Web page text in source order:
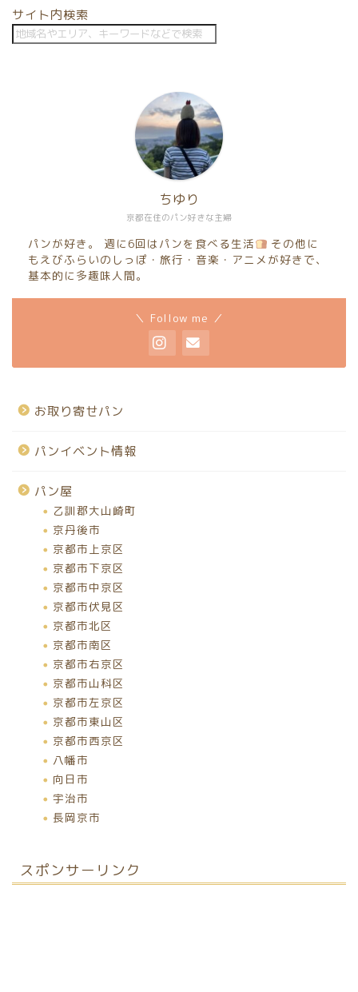
サイト内検索
京都在住のパン好きな主婦
ちゆり
パンが好き。 週に6回はパンを食べる生活
その他に
もえびふらいのしっぽ・旅行・音楽・アニメが好きで、
基本的に多趣味人間。
＼ Follow me ／
お取り寄せパン
パンイベント情報
パン屋
乙訓郡大山崎町
京丹後市
京都市上京区
京都市下京区
京都市中京区
京都市伏見区
京都市北区
京都市南区
京都市右京区
京都市山科区
京都市左京区
京都市東山区
京都市西京区
八幡市
向日市
宇治市
長岡京市
スポンサーリンク